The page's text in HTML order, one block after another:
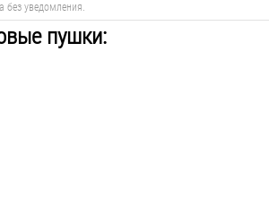
без уведомления.
пушки: